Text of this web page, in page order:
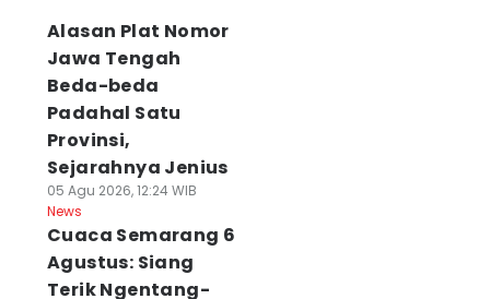
Alasan Plat Nomor
Jawa Tengah
Beda-beda
Padahal Satu
Provinsi,
Sejarahnya Jenius
05 Agu 2026, 12:24 WIB
News
Cuaca Semarang 6
Agustus: Siang
Terik Ngentang-